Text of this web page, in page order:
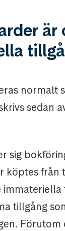
normalt
sedan
sig
köptes från
tillgång